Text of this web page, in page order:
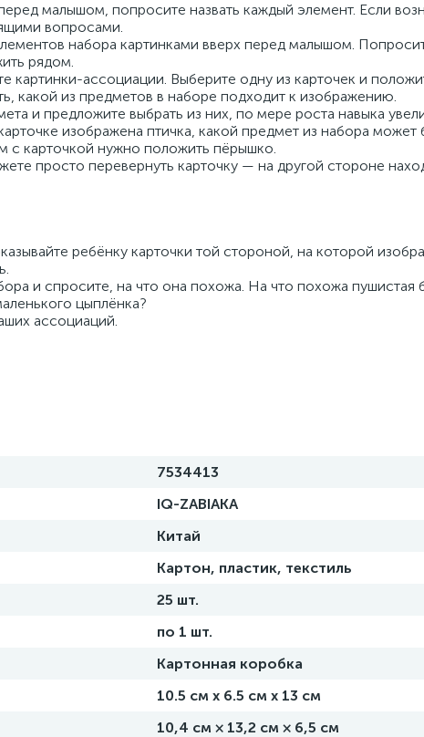
малышом, попросите назвать каждый элемент. Если
вопросами.
набора картинками вверх перед малышом.
рядом.
картинки-ассоциации. Выберите одну из карточек и
какой из предметов в наборе подходит к изображению.
и предложите выбрать из них, по мере роста навыка
изображена птичка, какой предмет из набора может
с карточкой нужно положить пёрышко.
просто перевернуть карточку — на другой стороне
ребёнку карточки той стороной, на которой
и спросите, на что она похожа. На что похожа пушистая
цыплёнка?
ассоциаций.
7534413
IQ-ZABIAKA
Китай
Картон, пластик, текстиль
25 шт.
по 1 шт.
Картонная коробка
10.5 см х 6.5 см х 13 см
10,4 см × 13,2 см × 6,5 см